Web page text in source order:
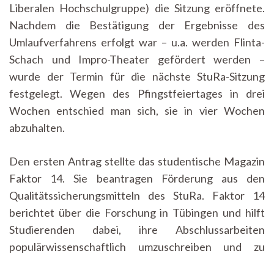
Liberalen Hochschulgruppe) die Sitzung eröffnete.
Nachdem die Bestätigung der Ergebnisse des
Umlaufverfahrens erfolgt war – u.a. werden Flinta-
Schach und Impro-Theater gefördert werden –
wurde der Termin für die nächste StuRa-Sitzung
festgelegt. Wegen des Pfingstfeiertages in drei
Wochen entschied man sich, sie in vier Wochen
abzuhalten.
Den ersten Antrag stellte das studentische Magazin
Faktor 14. Sie beantragen Förderung aus den
Qualitätssicherungsmitteln des StuRa. Faktor 14
berichtet über die Forschung in Tübingen und hilft
Studierenden dabei, ihre Abschlussarbeiten
populärwissenschaftlich umzuschreiben und zu